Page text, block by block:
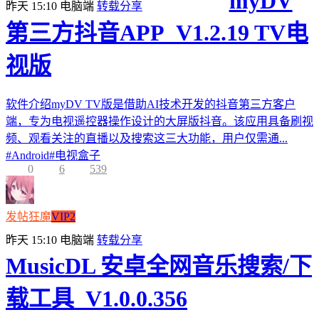
昨天 15:10 电脑端 转载分享
第三方抖音APP_V1.2.19 TV电
视版
软件介绍myDV TV版是借助AI技术开发的抖音第三方客户
端，专为电视遥控器操作设计的大屏版抖音。该应用具备刷视
频、观看关注的直播以及搜索这三大功能，用户仅需通...
#Android#电视盒子
0
6 539
发帖狂魔VIP2
昨天 15:10 电脑端 转载分享
MusicDL 安卓全网音乐搜索/下
载工具_V1.0.0.356